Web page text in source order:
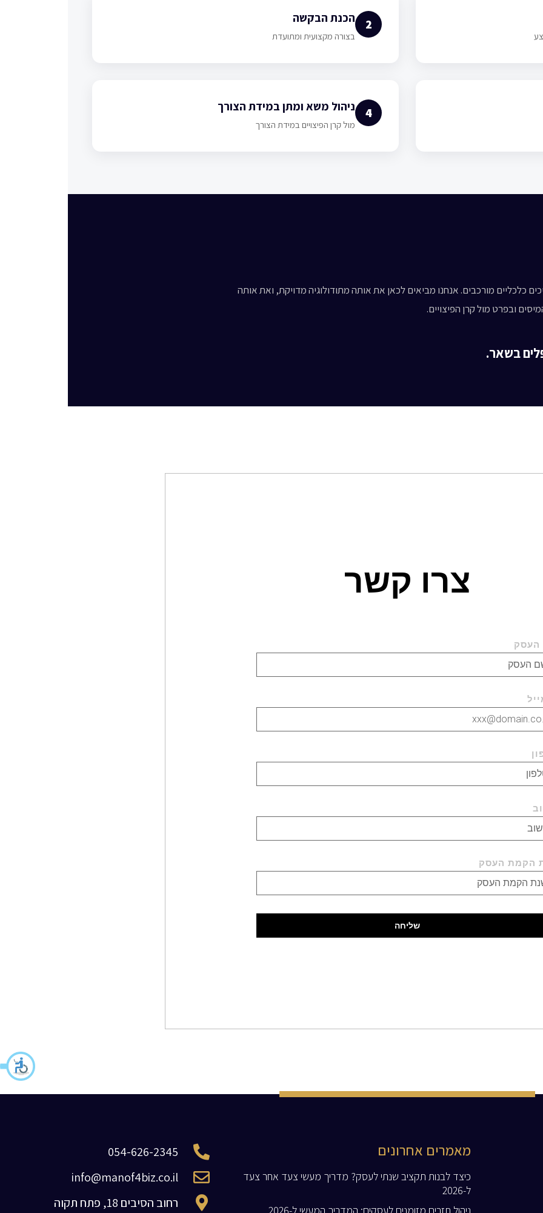
2 הכנת הבקשה
בצורה מקצועית ומתועדת
4 ניהול משא ומתן במידת הצורך
מול קרן הפיצויים במידת הצורך
כלכליים מורכבים. אנחנו מביאים לכאן את אותה מתודולוגיה מדויקת, ואת אותה
ובפרט מול קרן הפיצויים.
בשאר.
צרו קשר
הקמת העסק
שליחה
מאמרים אחרונים
כיצד לבנות תקציב שנתי לעסק? מדריך מעשי צעד אחר צעד
ל-2026
ניהול תזרים מזומנים לעסקים: המדריך המעשי ל-2026
054-626-2345
info@manof4biz.co.il
רחוב הסיבים 18, פתח תקוה